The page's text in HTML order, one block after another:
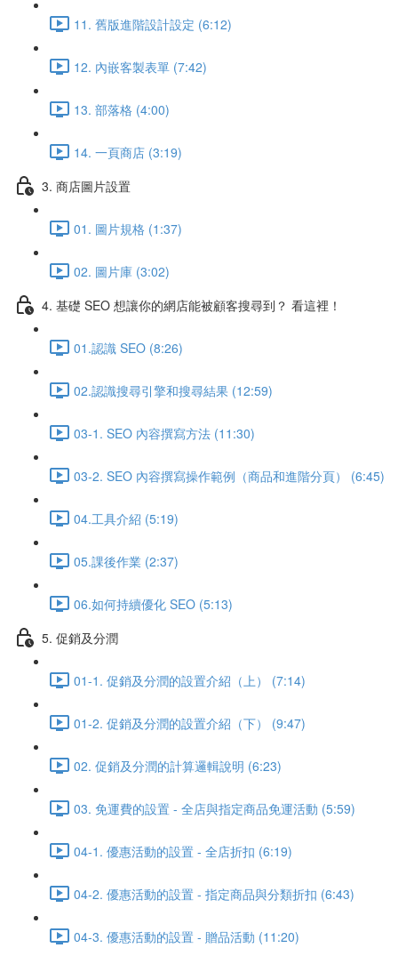
11. 舊版進階設計設定 (6:12)
12. 內嵌客製表單 (7:42)
13. 部落格 (4:00)
14. 一頁商店 (3:19)
3. 商店圖片設置
01. 圖片規格 (1:37)
02. 圖片庫 (3:02)
4. 基礎 SEO 想讓你的網店能被顧客搜尋到？ 看這裡！
01.認識 SEO (8:26)
02.認識搜尋引擎和搜尋結果 (12:59)
03-1. SEO 內容撰寫方法 (11:30)
03-2. SEO 內容撰寫操作範例（商品和進階分頁） (6:45)
04.工具介紹 (5:19)
05.課後作業 (2:37)
06.如何持續優化 SEO (5:13)
5. 促銷及分潤
01-1. 促銷及分潤的設置介紹（上） (7:14)
01-2. 促銷及分潤的設置介紹（下） (9:47)
02. 促銷及分潤的計算邏輯說明 (6:23)
03. 免運費的設置 - 全店與指定商品免運活動 (5:59)
04-1. 優惠活動的設置 - 全店折扣 (6:19)
04-2. 優惠活動的設置 - 指定商品與分類折扣 (6:43)
04-3. 優惠活動的設置 - 贈品活動 (11:20)